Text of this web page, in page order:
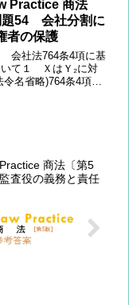
Practice 商法
題54 会社分割に
者の保護
会社法764条4項に基
て１ ＸはＹ₂に対
令名省略)764条4項に
商法〔第5
役の義務と責任